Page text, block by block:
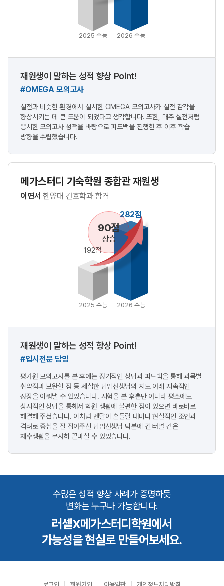
2025 수능 2026 수능
재원생이 말하는 성적 향상 Point!
#OMEGA 모의고사
실전과 비슷한 환경에서 실시한 OMEGA 모의고사가 실전 감각을
향상시키는 데 큰 도움이 되었다고 생각합니다. 또한, 매주 실전처럼
응시한 모의고사 성적을 바탕으로 피드백을 진행한 후 이후 학습
방향을 수립했습니다.
메가스터디 기숙학원 종합관 재원생
이연서 한양대 간호학과 합격
192점
2025 수능
90점
상승
282점
2026 수능
재원생이 말하는 성적 향상 Point!
#입시전문 담임
평가원 모의고사를 본 후에는 정기적인 상담과 피드백을 통해 과목별
취약점과 보완할 점 등 세심한 담임선생님의 지도 아래 지속적인
성장을 이뤄낼 수 있었습니다. 시험을 본 후뿐만 아니라 평소에도
상시적인 상담을 통해서 학원 생활에 불편한 점이 있으면 바로바로
해결해 주셨습니다. 이처럼 멘탈이 흔들릴 때마다 현실적인 조언과
격려로 중심을 잘 잡아주신 담임선생님 덕분에 긴 터널 같은
재수생활을 무사히 끝마칠 수 있었습니다.
수많은 성적 향상 사례가 증명하듯
변화는 누구나 가능합니다.
러셀X메가스터디학원에서
가능성을 현실로 만들어보세요.